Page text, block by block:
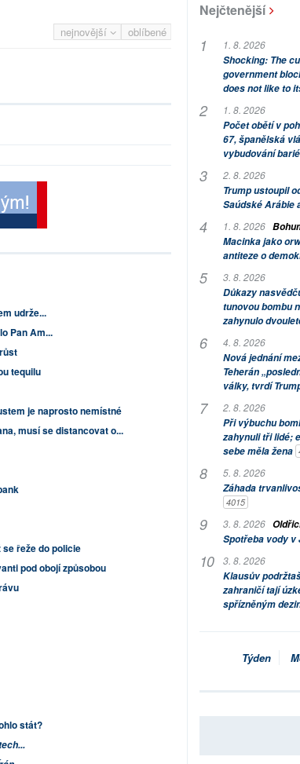
nejnovější oblíbené
udrže...
Pan Am...
tequilu
je naprosto nemístné
musí se distancovat o...
řeže do policie
pod obojí způsobou
stát?
Nejčtenější
1. 8. 2026
Shocking: The
government
does not like to
1. 8. 2026
Počet obětí v
67, španělská
vybudování
2. 8. 2026
Trump ustoupil
Saúdské Arábie
1. 8. 2026
Macinka jako
antiteze o
3. 8. 2026
Důkazy
tunovou bombu
zahynulo
4. 8. 2026
Nová jednání
Teherán
války, tvrdí
2. 8. 2026
Při výbuchu
zahynuli tři lidé;
sebe měla žena
5. 8. 2026
Záhada
4015
3. 8. 2026
Spotřeba vody v
3. 8. 2026
Klausův
zahraničí tají
spřízněným
Týden